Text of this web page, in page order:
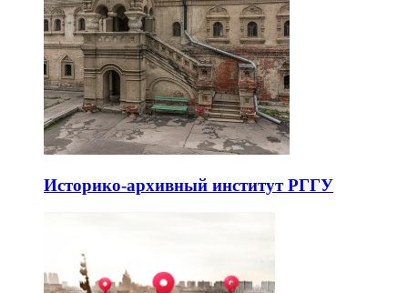
Историко-архивный институт РГГУ